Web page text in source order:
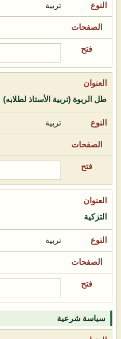
تربية
طل الربوة (تربية الأستاذ لطلابه)
تربية
التزكية
تربية
سياسة شرعية